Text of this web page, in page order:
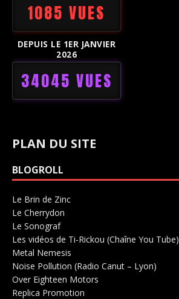
1085 VUES
DEPUIS LE 1ER JANVIER
2026
34045 VUES
PLAN DU SITE
BLOGROLL
Le Brin de Zinc
Le Cherrydon
Le SonografSalle de concerts 0
Les vidéos de Ti-Rickou (Chaîne You Tube)
Metal Nemesis
Noise Pollution (Radio Canut – Lyon)
Over Eighteen Motors
Replica Promotion